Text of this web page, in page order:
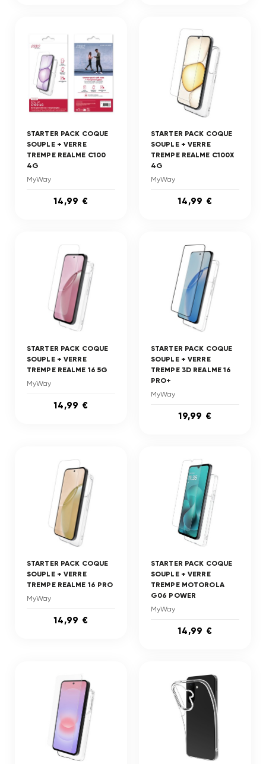
STARTER PACK COQUE
SOUPLE + VERRE
TREMPE REALME C100
4G
MyWay
14,99 €
STARTER PACK COQUE
SOUPLE + VERRE
TREMPE REALME C100X
4G
MyWay
14,99 €
STARTER PACK COQUE
SOUPLE + VERRE
TREMPE REALME 16 5G
MyWay
14,99 €
STARTER PACK COQUE
SOUPLE + VERRE
TREMPE 3D REALME 16
PRO+
MyWay
19,99 €
STARTER PACK COQUE
SOUPLE + VERRE
TREMPE REALME 16 PRO
MyWay
14,99 €
STARTER PACK COQUE
SOUPLE + VERRE
TREMPE MOTOROLA
G06 POWER
MyWay
14,99 €